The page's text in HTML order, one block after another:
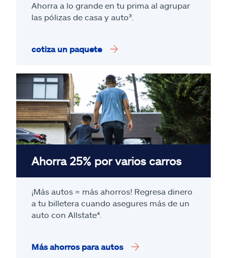
Ahorra a lo grande en tu prima al agrupar
las pólizas de casa y auto³.
cotiza un paquete
Ahorra 25% por varios carros
¡Más autos = más ahorros! Regresa dinero
a tu billetera cuando asegures más de un
auto con Allstate⁴
Más ahorros para autos